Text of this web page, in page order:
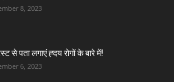
8, 2023
से पता लगाएं ह्दय रोगों के बारे में!
6, 2023